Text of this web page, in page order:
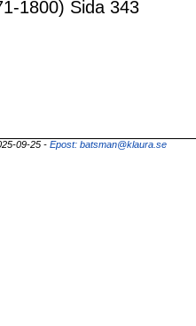
1800) Sida 343
09-25 - Epost: batsman@klaura.se